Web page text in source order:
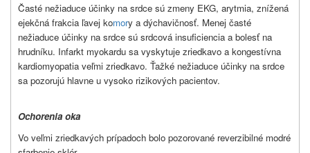
Časté nežiaduce účinky na srdce sú zmeny EKG, arytmia, znížená
ejekčná frakcia ľavej komory a dýchavičnosť. Menej časté
nežiaduce účinky na srdce sú srdcová insuficiencia a bolesť na
hrudníku. Infarkt myokardu sa vyskytuje zriedkavo a kongestívna
kardiomyopatia veľmi zriedkavo. Ťažké nežiaduce účinky na srdce
sa pozorujú hlavne u vysoko rizikových pacientov.
Ochorenia oka
Vo veľmi zriedkavých prípadoch bolo pozorované reverzibilné modré